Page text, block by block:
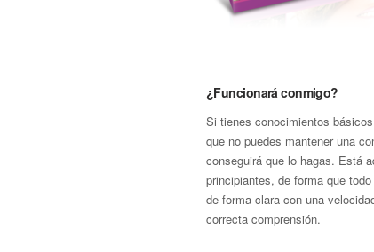
¿Funcionará conmigo?
Si tienes conocimientos
que no puedes mantener una
conseguirá que lo hagas. Está
principiantes, de forma que
de forma clara con una
correcta comprensión.